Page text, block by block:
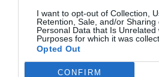
I want to opt-out of Collection,
Retention, Sale, and/or Sharing
Personal Data that Is Unrelated
Purposes for which it was
Opted Out
CONFIRM
La farmacia,
el cuidado
NOTICIAS Y